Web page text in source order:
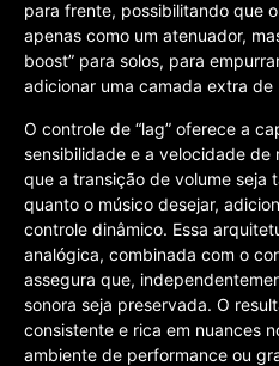
para frente, possibilitando que
apenas como um atenuador,
boost” para solos, para
adicionar uma camada extra de
O controle de “lag” oferece a
sensibilidade e a velocidade
que a transição de volume seja
quanto o músico desejar,
controle dinâmico. Essa
analógica, combinada com o
assegura que,
sonora seja preservada. O
consistente e rica em nuances
ambiente de performance ou